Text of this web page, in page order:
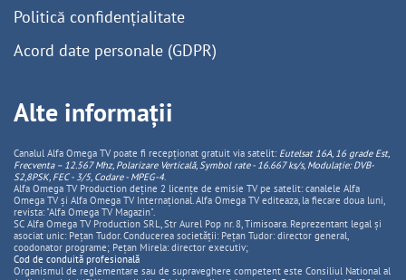
Politică confidențialitate
Acord date personale (GDPR)
Alte informații
Canalul Alfa Omega TV poate fi recepționat gratuit via satelit: Eutelsat 16A, 16 grade Est,
Frecventa – 12.567 Mhz, PolarizareVerticală, Symbol rate - 16.667 ks/s, Modulație: DVB-
S2,8PSK, FEC - 3/5, Codare - MPEG-4.
Alfa Omega TV Production deține 2 licențe de emisie TV pe satelit: canalele Alfa
Omega TV și Alfa Omega TV Internațional. Alfa Omega TV editeaza, la fiecare doua luni,
revista: "Alfa Omega TV Magazin".
SC Alfa Omega TV Production SRL, Str Aurel Pop nr. 8, Timisoara. Reprezentant legal și
asociat unic: Pețan Tudor. Conducerea societății: Pețan Tudor: director general,
coodonator programe; Pețan Mirela: director executiv;
Cod de conduită profesională
Organismul de reglementare sau de supraveghere competent este Consiliul National al